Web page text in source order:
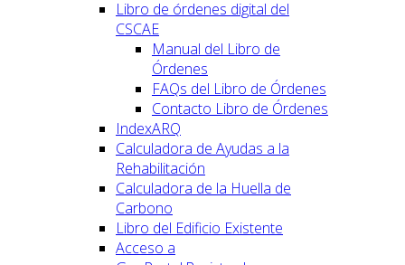
Libro de órdenes digital del
CSCAE
Manual del Libro de
Órdenes
FAQs del Libro de Órdenes
Contacto Libro de Órdenes
IndexARQ
Calculadora de Ayudas a la
Rehabilitación
Calculadora de la Huella de
Carbono
Libro del Edificio Existente
Acceso a